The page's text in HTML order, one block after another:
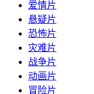
爱情片
悬疑片
恐怖片
灾难片
战争片
动画片
冒险片